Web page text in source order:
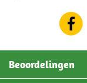
Beoordelingen